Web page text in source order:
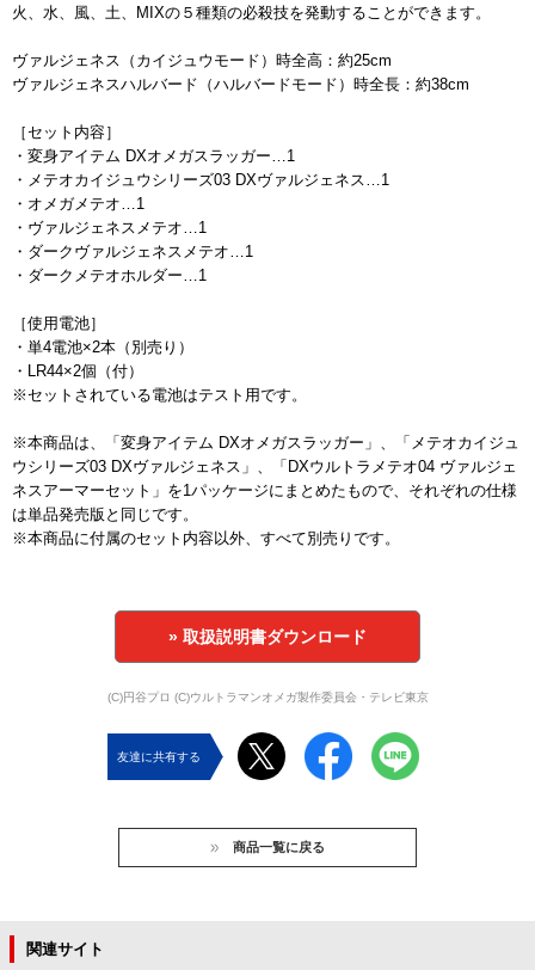
火、水、風、土、MIXの５種類の必殺技を発動することができます。
ヴァルジェネス（カイジュウモード）時全高：約25cm
ヴァルジェネスハルバード（ハルバードモード）時全長：約38cm
［セット内容］
・変身アイテム DXオメガスラッガー…1
・メテオカイジュウシリーズ03 DXヴァルジェネス…1
・オメガメテオ…1
・ヴァルジェネスメテオ…1
・ダークヴァルジェネスメテオ…1
・ダークメテオホルダー…1
［使用電池］
・単4電池×2本（別売り）
・LR44×2個（付）
※セットされている電池はテスト用です。
※本商品は、「変身アイテム DXオメガスラッガー」、「メテオカイジュ
ウシリーズ03 DXヴァルジェネス」、「DXウルトラメテオ04 ヴァルジェ
ネスアーマーセット」を1パッケージにまとめたもので、それぞれの仕様
は単品発売版と同じです。
※本商品に付属のセット内容以外、すべて別売りです。
» 取扱説明書ダウンロード
(C)円谷プロ (C)ウルトラマンオメガ製作委員会・テレビ東京
友達に共有する
商品一覧に戻る
関連サイト